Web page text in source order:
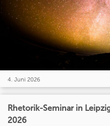
4. Juni 2026
Rhetorik-Seminar in
2026